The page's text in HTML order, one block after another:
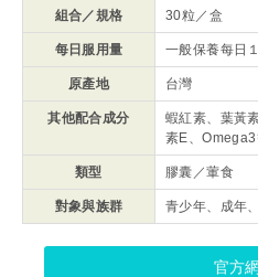
組合／規格 30粒／盒
每日服用量 一般保養每日
原產地 台灣
其他配合成分
蝦紅素、葉黃
素E、
類型 膠囊／葷食
對象與族群 青少年、成年
官方